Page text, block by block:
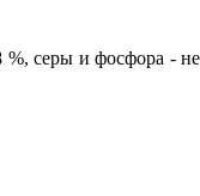
%, серы и фосфора -не